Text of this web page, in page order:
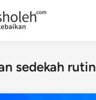
sedekah rutin